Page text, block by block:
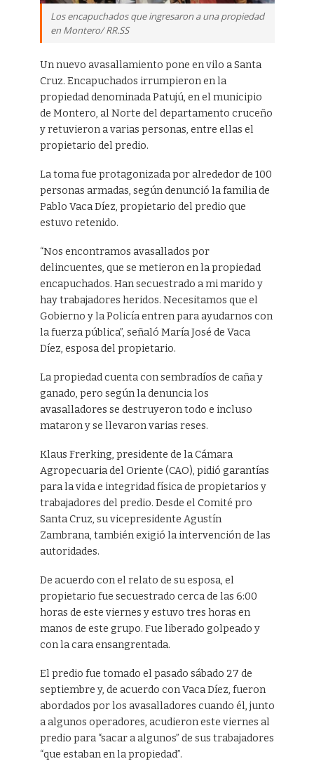
Los encapuchados que ingresaron a una propiedad
en Montero/ RR.SS
Un nuevo avasallamiento pone en vilo a Santa
Cruz. Encapuchados irrumpieron en la
propiedad denominada Patujú, en el municipio
de Montero, al Norte del departamento cruceño
y retuvieron a varias personas, entre ellas el
propietario del predio.
La toma fue protagonizada por alrededor de 100
personas armadas, según denunció la familia de
Pablo Vaca Díez, propietario del predio que
estuvo retenido.
“Nos encontramos avasallados por
delincuentes, que se metieron en la propiedad
encapuchados. Han secuestrado a mi marido y
hay trabajadores heridos. Necesitamos que el
Gobierno y la Policía entren para ayudarnos con
la fuerza pública”, señaló María José de Vaca
Díez, esposa del propietario.
La propiedad cuenta con sembradíos de caña y
ganado, pero según la denuncia los
avasalladores se destruyeron todo e incluso
mataron y se llevaron varias reses.
Klaus Frerking, presidente de la Cámara
Agropecuaria del Oriente (CAO), pidió garantías
para la vida e integridad física de propietarios y
trabajadores del predio. Desde el Comité pro
Santa Cruz, su vicepresidente Agustín
Zambrana, también exigió la intervención de las
autoridades.
De acuerdo con el relato de su esposa, el
propietario fue secuestrado cerca de las 6:00
horas de este viernes y estuvo tres horas en
manos de este grupo. Fue liberado golpeado y
con la cara ensangrentada.
El predio fue tomado el pasado sábado 27 de
septiembre y, de acuerdo con Vaca Díez, fueron
abordados por los avasalladores cuando él, junto
a algunos operadores, acudieron este viernes al
predio para “sacar a algunos” de sus trabajadores
“que estaban en la propiedad”.